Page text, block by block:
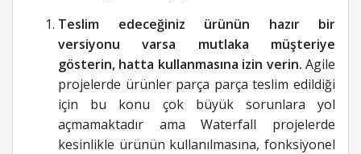
Teslim edeceğiniz ürünün hazır bir
versiyonu varsa mutlaka müşteriye
gösterin, hatta kullanmasına izin verin. Agile
projelerde ürünler parça parça teslim edildiği
için bu konu çok büyük sorunlara yol
açmamaktadır ama Waterfall projelerde
kesinlikle ürünün kullanılmasına, fonksiyonel